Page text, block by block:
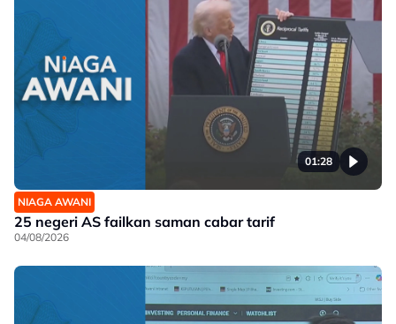
01:28
NIAGA AWANI
25 negeri AS failkan saman cabar tarif
04/08/2026